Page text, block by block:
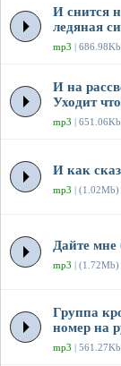
И снится
ледяная
mp3 |
И на
Уходит
mp3 |
И как
mp3 | (1.02Mb)
Дайте мне
mp3 | (1.72Mb)
Группа
номер на
mp3 |